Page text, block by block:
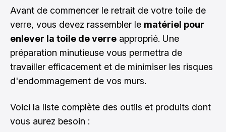
Avant de commencer le retrait de votre toile de
verre, vous devez rassembler le matériel pour
enlever la toile de verre approprié. Une
préparation minutieuse vous permettra de
travailler efficacement et de minimiser les risques
d'endommagement de vos murs.
Voici la liste complète des outils et produits dont
vous aurez besoin :